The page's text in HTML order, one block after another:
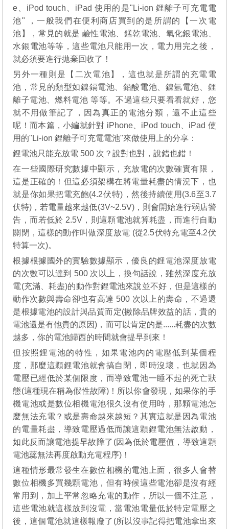
e、iPod touch、iPad 使用的是"Li-ion 鋰離子可充電電
池" ，一般我們在便利商店買到的是所謂的【一次電
池】，常見的就是 鹼性電池、錳乾電池、氧化銀電池、
水銀電池等等，這些電池只能用一次，電力用完之後，
就必須要進行拋棄回收了！
另外一種則是【二次電池】，這也就是所謂的充電電
池，常見的類型如鎳鎘電池、鉛酸電池、鎳氫電池、鋰
離子電池、燃料電池 等等。不過這些只要看看就好，您
就不用做筆記了，因為真正的電池分類，還不止這些
呢！而本篇，小編就針對 iPhone、iPod touch、iPad 使
用的"Li-ion 鋰離子可充電電池"來做使用上的分享：
鋰電池只能充放電 500 次？說對也對，說錯也錯！
在一些國際研究數據中顯示，充放電的次數確實有限，
這是正確的！但這必須架構在將電量耗盡的情況下，也
就是你如果把電充飽(4.2伏特)，然後持續使用(3.6至3.7
伏特)，若電量越來越低(3V~2.5V)，則會開始進行弱店警
告，而若低於 2.5V，則這顆電池就算耗盡，而進行自動
關閉，這樣的動作叫做深度放電 (從2.5伏特充電至4.2伏
特算一次)。
根據根據國外的實驗數據顯示，優良的鋰電池深度放電
的次數可以達到 500 次以上，換句話說，雖然深度充放
電(充滿、耗盡)的動作對鋰電池來說並不好，但是這樣的
動作次數與壽命卻也有高達 500 次以上的壽命，不過還
是根據電池的設計與品質而定(撇除品牌效益的話，貴的
電池還是有他貴的原因)，而可以肯定的是......耗盡的次數
越多，你的電池歸西的時間就會提早到來！
但按照鋰電池的特性，如果電池內的電壓低到某個程
度，那麼這顆鋰電池就會搞自閉，即時沒壞，也就因為
電壓已經低於某個限度，而導致電池一睡不起的死亡狀
態(這種現在稱為假性故障)！所以你會發現，如果你的手
機電池或是數位相機電池很久沒有使用時，那顆電池怎
麼無法充電？或是壽命越來越短？其實這就是因為電池
的電量耗盡，導致電壓過低而讓這顆鋰電池無法啟動，
如此反而讓電池提早故障了(因為低於電壓值，導致這顆
電池蕊無法再度啟動充電程序)！
這種情形最常發生在數位相機的電池上面，很多人會替
數位相機多買幾顆電池，但有時候這些電池卻是沒有經
常用到，加上平常忽略充電的動作，所以一個不注意，
這些電池就這樣放到沒電，當電池電量低於特定電壓之
後，這個電池就這樣報廢了(所以沒事記得把電池拿出來